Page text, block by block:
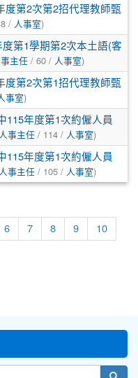
度第2次第2招代理教師甄
/ 人事室)
第1學期第2次本土語(客
事主任 / 60 / 人事室)
度第2次第1招代理教師甄
事室)
115年度第1次約僱人員
人事主任 / 114 / 人事室)
115年度第1次約僱人員
人事主任 / 105 / 人事室)
6 7 8 9 10